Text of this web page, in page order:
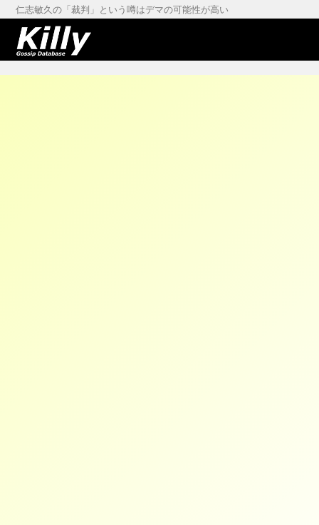
仁志敏久の「裁判」という噂はデマの可能性が高い